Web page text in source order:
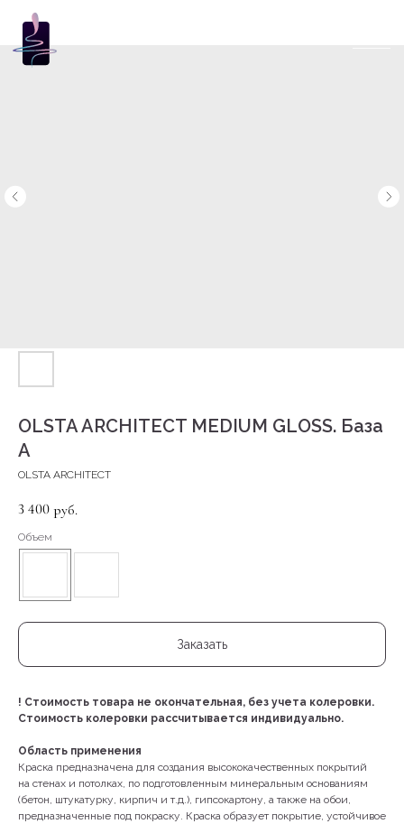
OLSTA ARCHITECT MEDIUM GLOSS. База
А
OLSTA ARCHITECT
3 400 руб.
Объем
Заказать
! Стоимость товара не окончательная, без учета колеровки.
Стоимость колеровки рассчитывается индивидуально.
Область применения
Краска предназначена для создания высококачественных покрытий
на стенах и потолках, по подготовленным минеральным основаниям
(бетон, штукатурку, кирпич и т.д.), гипсокартону, а также на обои,
предназначенные под покраску. Краска образует покрытие, устойчивое